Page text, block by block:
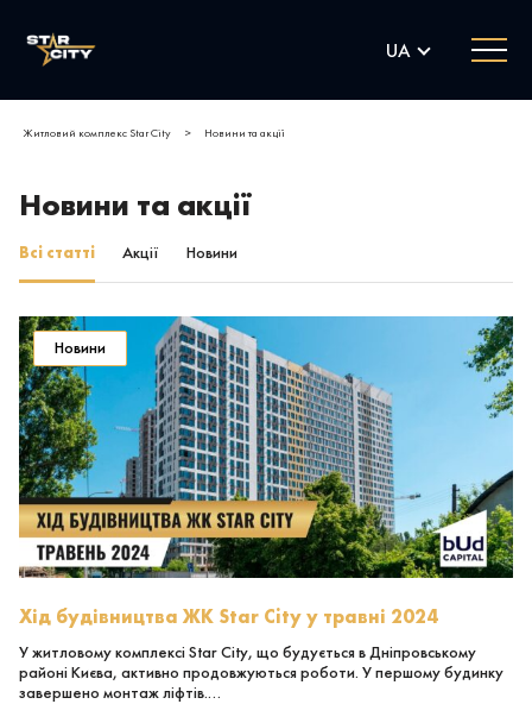
UA
Житловий комплекс Star City > Новини та акції
Новини та акції
Всі статті Акції Новини
Новини
Хід будівництва ЖК Star City у травні 2024
У житловому комплексі Star City, що будується в Дніпровському
районі Києва, активно продовжуються роботи. У першому будинку
завершено монтаж ліфтів.…